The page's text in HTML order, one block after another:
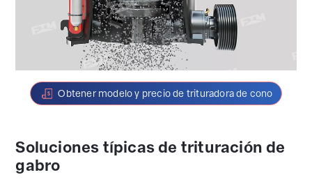
Obtener modelo y precio de trituradora de cono
Soluciones típicas de trituración de
gabro